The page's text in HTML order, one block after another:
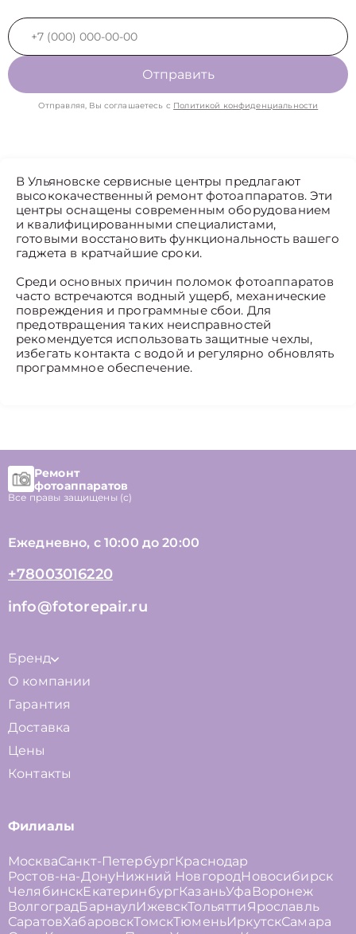
Отправить
Отправляя, Вы соглашаетесь с Политикой конфиденциальности
В Ульяновске сервисные центры предлагают
высококачественный ремонт фотоаппаратов. Эти
центры оснащены современным оборудованием
и квалифицированными специалистами,
готовыми восстановить функциональность вашего
гаджета в кратчайшие сроки.
Среди основных причин поломок фотоаппаратов
часто встречаются водный ущерб, механические
повреждения и программные сбои. Для
предотвращения таких неисправностей
рекомендуется использовать защитные чехлы,
избегать контакта с водой и регулярно обновлять
программное обеспечение.
Ремонт
фотоаппаратов
Все правы защищены (с)
Ежедневно, с 10:00 до 20:00
+78003016220
info@fotorepair.ru
Бренд
О компании
Гарантия
Доставка
Цены
Контакты
Филиалы
МоскваСанкт-ПетербургКраснодар
Ростов-на-ДонуНижний НовгородНовосибирск
ЧелябинскЕкатеринбургКазаньУфа Воронеж
ВолгоградБарнаулИжевскТольяттиЯрославль
СаратовХабаровскТомскТюменьИркутскСамара